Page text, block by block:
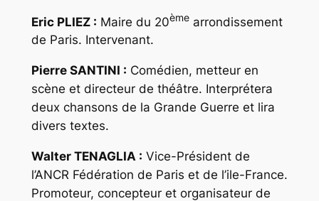
Eric PLIEZ : Maire du 20èmearrondissement
de Paris. Intervenant.
Pierre SANTINI : Comédien, metteur en
scène et directeur de théâtre. Interprétera
deux chansons de la Grande Guerre et lira
divers textes.
Walter TENAGLIA : Vice-Président de
l’ANCR Fédération de Paris et de l’ile-France.
Promoteur, concepteur et organisateur de